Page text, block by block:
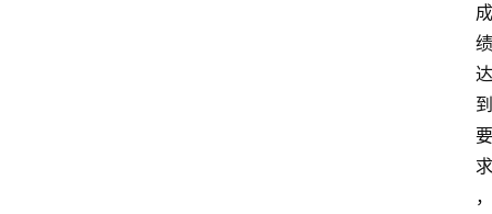
成
绩
达
到
要
求
，